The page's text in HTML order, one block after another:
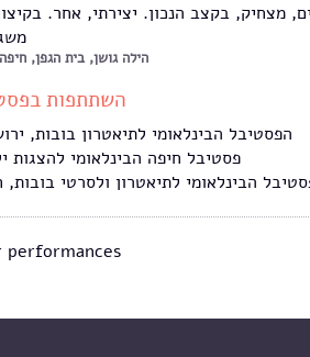
מצחיק, בקצב הנכון. יצירתי, אחר.
הילה גושן, בית הגפן, חיפה
הפסטיבל הבינלאומי לתיאטרון בובות,
פסטיבל חיפה הבינלאומי להצגות
הבינלאומי לתיאטרון ולסרטי בובות,
performances